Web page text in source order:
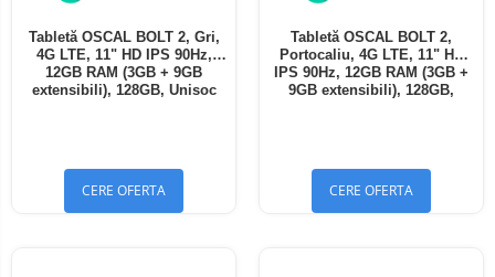
Tabletă OSCAL BOLT 2, Gri,
4G LTE, 11" HD IPS 90Hz,
12GB RAM (3GB + 9GB
extensibili), 128GB, Unisoc
CERE OFERTA
Tabletă OSCAL BOLT 2,
Portocaliu, 4G LTE, 11" HD
IPS 90Hz, 12GB RAM (3GB +
9GB extensibili), 128GB,
CERE OFERTA